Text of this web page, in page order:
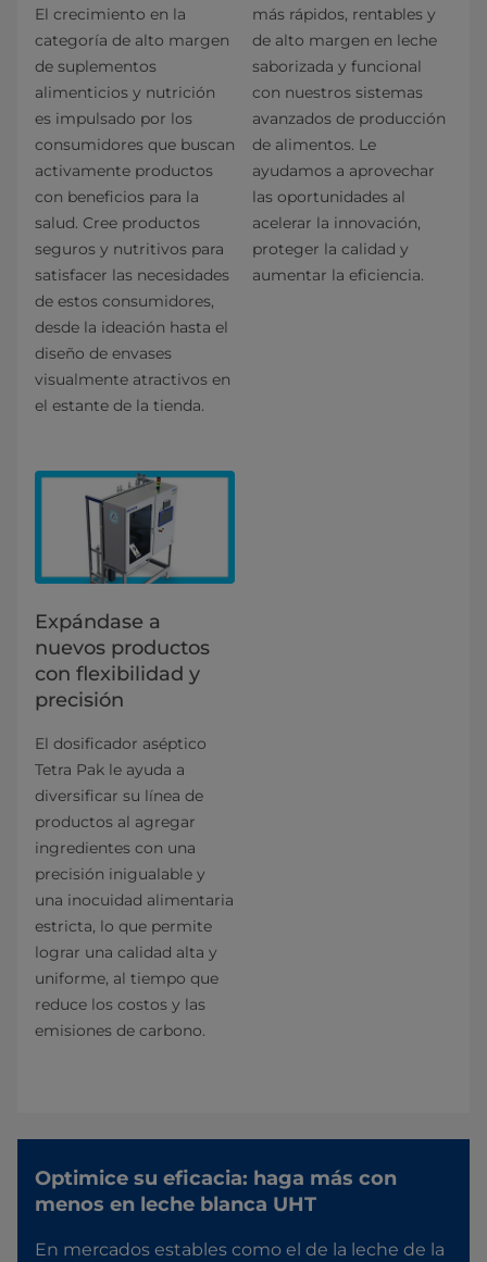
El crecimiento en la
categoría de alto margen
de suplementos
alimenticios y nutrición
es impulsado por los
consumidores que buscan
activamente productos
con beneficios para la
salud. Cree productos
seguros y nutritivos para
satisfacer las necesidades
de estos consumidores,
desde la ideación hasta el
diseño de envases
visualmente atractivos en
el estante de la tienda.
más rápidos, rentables y
de alto margen en leche
saborizada y funcional
con nuestros sistemas
avanzados de producción
de alimentos. Le
ayudamos a aprovechar
las oportunidades al
acelerar la innovación,
proteger la calidad y
aumentar la eficiencia.
Expándase a
nuevos productos
con flexibilidad y
precisión
El dosificador aséptico
Tetra Pak le ayuda a
diversificar su línea de
productos al agregar
ingredientes con una
precisión inigualable y
una inocuidad alimentaria
estricta, lo que permite
lograr una calidad alta y
uniforme, al tiempo que
reduce los costos y las
emisiones de carbono.
Optimice su eficacia: haga más con
menos en leche blanca UHT
En mercados estables como el de la leche de la